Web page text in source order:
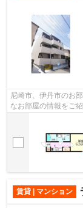
尼崎市、伊丹市のお
なお部屋の情報をご
賃貸 | マンション